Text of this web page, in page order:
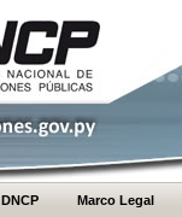
DNCP Marco Legal